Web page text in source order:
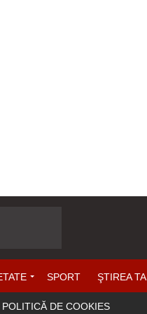
SPORT ŞTIREA TA
DE COOKIES